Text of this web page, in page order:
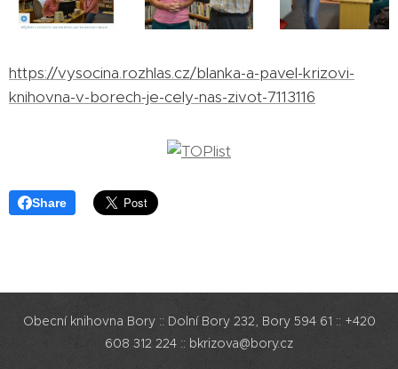
https://vysocina.rozhlas.cz/blanka-a-pavel-krizovi-
knihovna-v-borech-je-cely-nas-zivot-7113116
Share
Obecní knihovna Bory :: Dolní Bory 232, Bory 594 61 :: +420
608 312 224 :: bkrizova@bory.cz